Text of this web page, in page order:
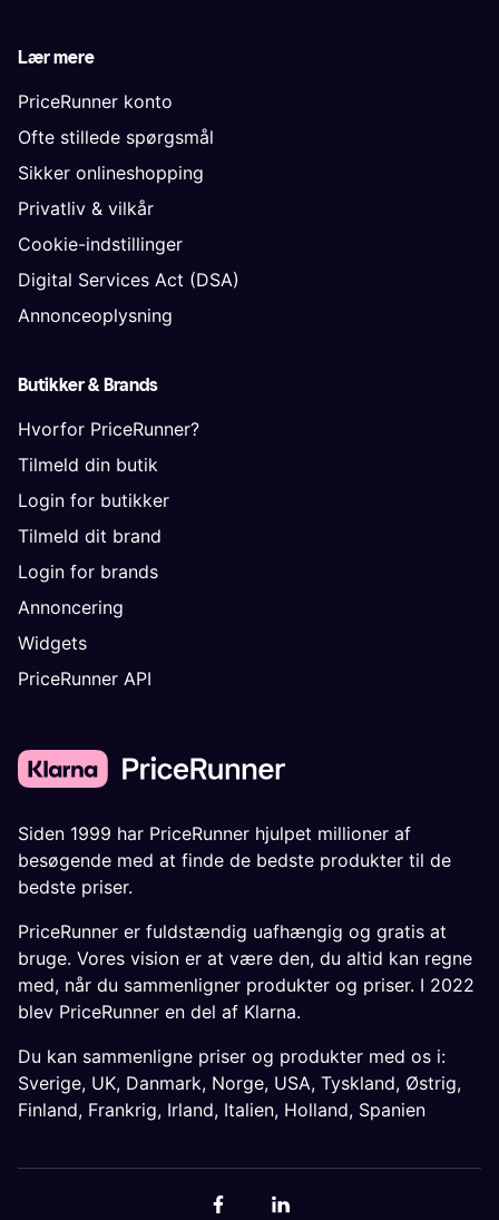
Lær mere
PriceRunner konto
Ofte stillede spørgsmål
Sikker onlineshopping
Privatliv & vilkår
Cookie-indstillinger
Digital Services Act (DSA)
Annonceoplysning
Butikker & Brands
Hvorfor PriceRunner?
Tilmeld din butik
Login for butikker
Tilmeld dit brand
Login for brands
Annoncering
Widgets
PriceRunner API
Siden 1999 har PriceRunner hjulpet millioner af
besøgende med at finde de bedste produkter til de
bedste priser.
PriceRunner er fuldstændig uafhængig og gratis at
bruge. Vores vision er at være den, du altid kan regne
med, når du sammenligner produkter og priser. I 2022
blev PriceRunner en del af Klarna.
Du kan sammenligne priser og produkter med os i:
Sverige, UK, Danmark, Norge, USA, Tyskland, Østrig,
Finland, Frankrig, Irland, Italien, Holland, Spanien